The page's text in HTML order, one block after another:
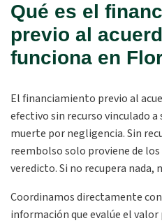
Qué es el
previo al
funciona en
El financiamiento previo al
efectivo sin recurso vinculado
muerte por negligencia. Sin
reembolso solo proviene de
veredicto. Si no recupera nada,
Coordinamos directamente
información que evalúe el